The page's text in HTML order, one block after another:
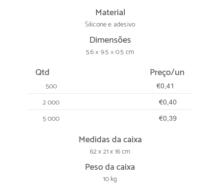
Material
Silicone e adesivo
Dimensões
5.6 × 9.5 × 0.5 cm
Qtd Preço/un
500 €0,41
2 000 €0,40
5 000 €0,39
Medidas da caixa
62 x 21 x 16 cm
Peso da caixa
10 kg